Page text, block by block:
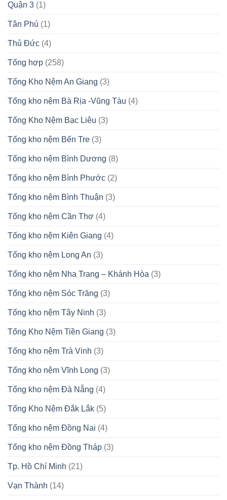
Quận 3 (1)
Tân Phú (1)
Thủ Đức (4)
Tổng hợp (258)
Tổng Kho Nệm An Giang (3)
Tổng kho nệm Bà Rịa -Vũng Tàu (4)
Tổng Kho Nệm Bạc Liêu (3)
Tổng kho nệm Bến Tre (3)
Tổng kho nệm Bình Dương (8)
Tổng kho nệm Bình Phước (2)
Tổng kho nệm Bình Thuận (3)
Tổng kho nệm Cần Thơ (4)
Tổng kho nệm Kiên Giang (4)
Tổng kho nệm Long An (3)
Tổng kho nệm Nha Trang – Khánh Hòa (3)
Tổng kho nệm Sóc Trăng (3)
Tổng kho nệm Tây Ninh (3)
Tổng Kho Nệm Tiền Giang (3)
Tổng kho nệm Trà Vinh (3)
Tổng kho nệm Vĩnh Long (3)
Tổng kho nệm Đà Nẵng (4)
Tổng Kho Nệm Đắk Lắk (5)
Tổng kho nệm Đồng Nai (4)
Tổng kho nệm Đồng Tháp (3)
Tp. Hồ Chí Minh (21)
Vạn Thành (14)